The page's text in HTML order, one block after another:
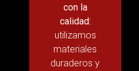
con la
calidad:
utilizamos
materiales
duraderos y